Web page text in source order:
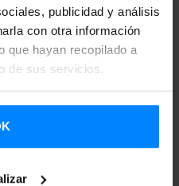
publicidad y análisis
con otra información
que hayan recopilado a
de sus servicios.
de jazz. En la actualidad
en el Centro Superior
lugar
de jazz de todo el
eventos